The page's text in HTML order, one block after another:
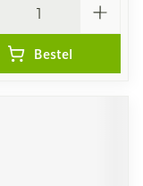
Bestel